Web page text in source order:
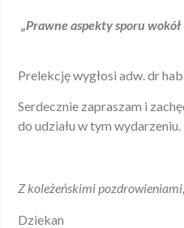
Prawne aspekty sporu
Prelekcję wygłosi adw. dr
Serdecznie zapraszam i
do udziału w tym wydarzeniu.
Z koleżeńskimi pozdrowieniami,